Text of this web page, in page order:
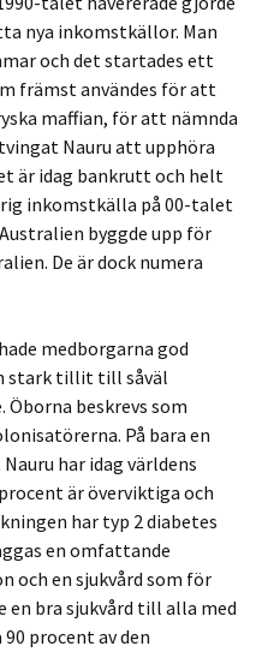
nya inkomstkällor. Man
och det startades ett
främst användes för att
maffian, för att nämnda
tvingat Nauru att upphöra
är idag bankrutt och helt
inkomstkälla på 00-talet
byggde upp för
De är dock numera
medborgarna god
stark tillit till såväl
beskrevs som
På bara en
har idag världens
är överviktiga och
har typ 2 diabetes
en omfattande
och en sjukvård som för
en bra sjukvård till alla med
procent av den